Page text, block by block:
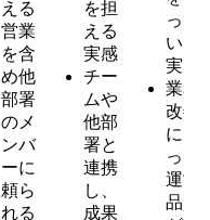
える
営業
を含
め他
部署
のメ
ンバ
ーに
頼ら
れる
を担
える
実感
チー
ムや
他部
署と
連携
し、
成果
って
いる
実感
業務
改善
によ
って
運営
品質